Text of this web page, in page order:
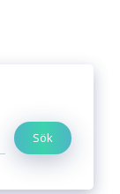
Sök